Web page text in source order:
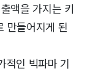
액을 가지는 키
만들어지게 된
인 빅파마 기